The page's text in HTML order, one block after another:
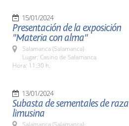
15/01/2024
Presentación de la exposición
"Materia con alma"
Salamanca (Salamanca)
Lugar: Casino de Salamanca
Hora: 11:30 h.
13/01/2024
Subasta de sementales de raza
limusina
Salamanca (Salamanca)